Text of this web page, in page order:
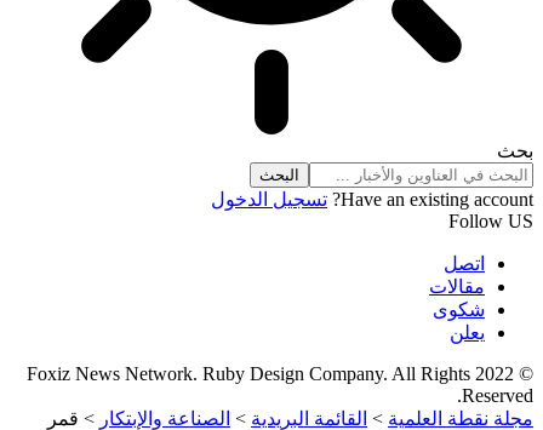
بحث
Have an existing account?
تسجيل الدخول
Follow US
اتصل
مقالات
شكوى
يعلن
© 2022 Foxiz News Network. Ruby Design Company. All Rights
Reserved.
مجلة نقطة العلمية > القائمة البريدية > الصناعة والإبتكار > قمر